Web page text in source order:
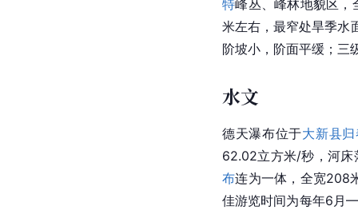
特峰丛、峰林地貌区
米左右，最窄处旱季水
阶坡小，阶面平缓；三
水文
德天瀑布位于大新县
62.02立方米/秒，河床
布连为一体，全宽208
佳游览时间为每年6月